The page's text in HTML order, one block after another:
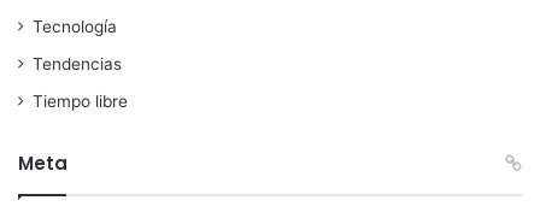
Tecnología
Tendencias
Tiempo libre
Meta